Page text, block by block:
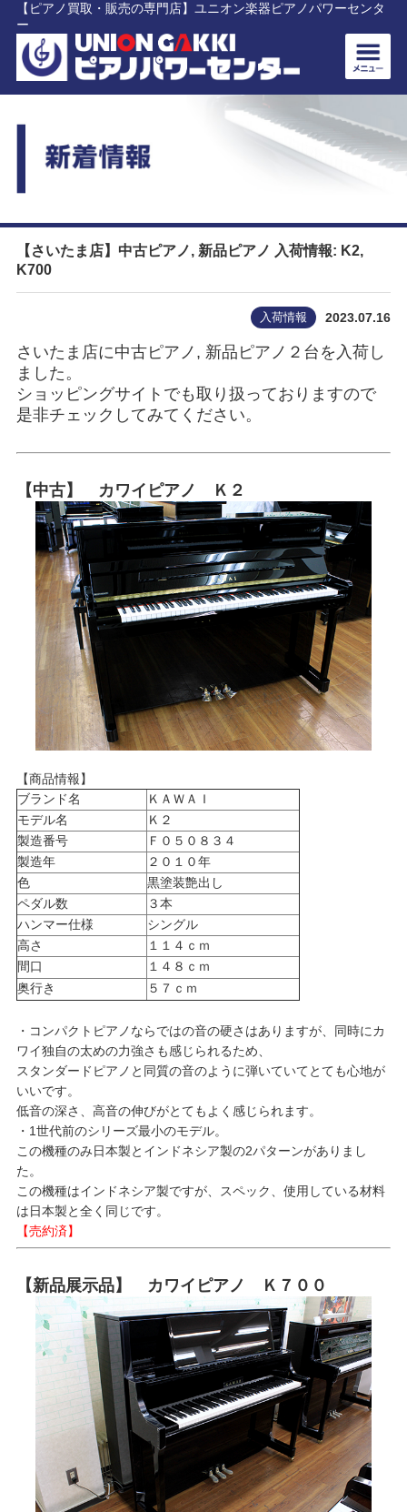
【ピアノ買取・販売の専門店】ユニオン楽器ピアノパワーセンタ
ー
【さいたま店】中古ピアノ, 新品ピアノ 入荷情報: K2,
K700
入荷情報 2023.07.16
さいたま店に中古ピアノ, 新品ピアノ２台を入荷し
ました。
ショッピングサイトでも取り扱っておりますので
是非チェックしてみてください。
【中古】 カワイピアノ Ｋ２
【商品情報】
ブランド名
ＫＡＷＡＩ
モデル名
Ｋ２
製造番号
Ｆ０５０８３４
製造年
２０１０年
色
黒塗装艶出し
ペダル数
３本
ハンマー仕様
シングル
高さ
１１４ｃｍ
間口
１４８ｃｍ
奥行き
５７ｃｍ
・コンパクトピアノならではの音の硬さはありますが、同時にカ
ワイ独自の太めの力強さも感じられるため、
スタンダードピアノと同質の音のように弾いていてとても心地が
いいです。
低音の深さ、高音の伸びがとてもよく感じられます。
・1世代前のシリーズ最小のモデル。
この機種のみ日本製とインドネシア製の2パターンがありまし
た。
この機種はインドネシア製ですが、スペック、使用している材料
は日本製と全く同じです。
【売約済】
【新品展示品】 カワイピアノ Ｋ７００